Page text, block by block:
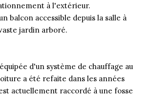
à l'extérieur.
balcon accessible depuis la salle à
jardin arboré.
d'un système de chauffage au
a été refaite dans les années
actuellement raccordé à une fosse